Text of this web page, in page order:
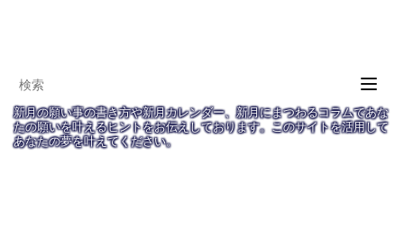
T
o
g
新月の願い事の書き方や新月カレンダー、新月にまつわるコラムであな
たの願いを叶えるヒントをお伝えしております。このサイトを活用して
あなたの夢を叶えてください。